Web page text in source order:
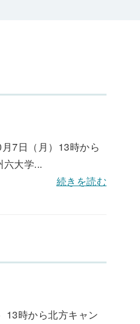
7日（月）13時から
大学...
続きを読む
13時から北方キャン